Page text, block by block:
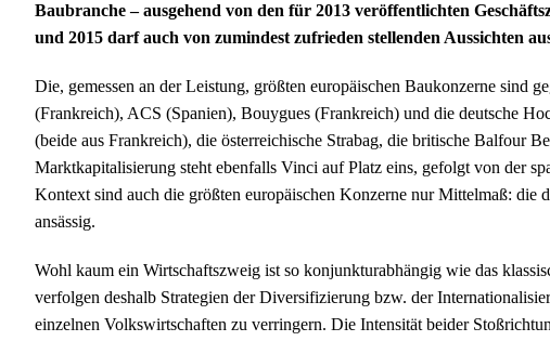
Baubranche – ausgehend von den für 2013 veröffentlichten
und 2015 darf auch von zumindest zufrieden stellenden Aussichten
Die, gemessen an der Leistung, größten europäischen Baukonzerne sind
(Frankreich), ACS (Spanien), Bouygues (Frankreich) und die deutsche
(beide aus Frankreich), die österreichische Strabag, die britische Balfour
Marktkapitalisierung steht ebenfalls Vinci auf Platz eins, gefolgt von der
Kontext sind auch die größten europäischen Konzerne nur Mittelmaß: die
ansässig.
Wohl kaum ein Wirtschaftszweig ist so konjunkturabhängig wie das
verfolgen deshalb Strategien der Diversifizierung bzw. der
einzelnen Volkswirtschaften zu verringern. Die Intensität beider